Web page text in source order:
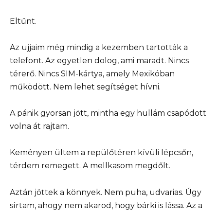
Eltűnt.
Az ujjaim még mindig a kezemben tartották a
telefont. Az egyetlen dolog, ami maradt. Nincs
térerő. Nincs SIM-kártya, amely Mexikóban
működött. Nem lehet segítséget hívni.
A pánik gyorsan jött, mintha egy hullám csapódott
volna át rajtam.
Keményen ültem a repülőtéren kívüli lépcsőn,
térdem remegett. A mellkasom megdőlt.
Aztán jöttek a könnyek. Nem puha, udvarias. Úgy
sírtam, ahogy nem akarod, hogy bárki is lássa. Az a